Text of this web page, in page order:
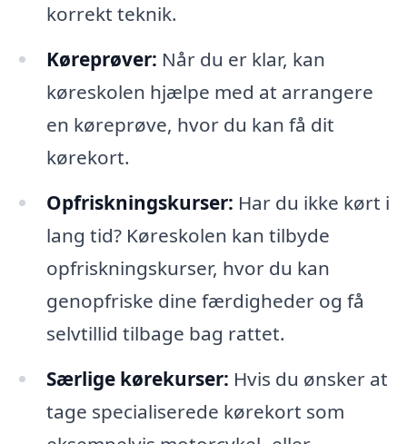
korrekt teknik.
Køreprøver: Når du er klar, kan
køreskolen hjælpe med at arrangere
en køreprøve, hvor du kan få dit
kørekort.
Opfriskningskurser: Har du ikke kørt i
lang tid? Køreskolen kan tilbyde
opfriskningskurser, hvor du kan
genopfriske dine færdigheder og få
selvtillid tilbage bag rattet.
Særlige kørekurser: Hvis du ønsker at
tage specialiserede kørekort som